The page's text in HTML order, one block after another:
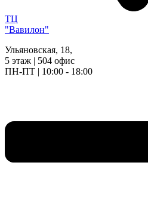
ТЦ
"Вавилон"
Ульяновская, 18,
5 этаж | 504 офис
ПН-ПТ | 10:00 - 18:00